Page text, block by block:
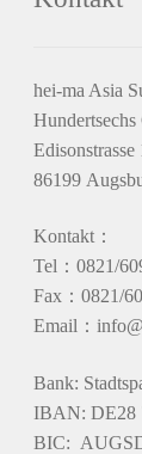
hei-ma Asia
Edisonstrasse
86199
Kontakt：
Tel：0821/
Fax：0821/
Email：
Bank:
IBAN: DE28
BIC: